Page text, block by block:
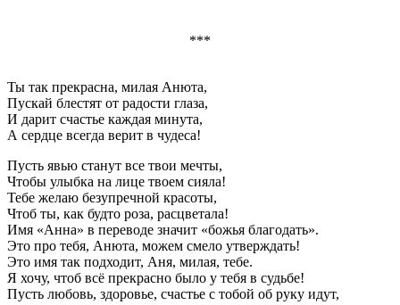
***
Ты так прекрасна, милая Анюта,
Пускай блестят от радости глаза,
И дарит счастье каждая минута,
А сердце всегда верит в чудеса!
Пусть явью станут все твои мечты,
Чтобы улыбка на лице твоем сияла!
Тебе желаю безупречной красоты,
Чтоб ты, как будто роза, расцветала!
Имя «Анна» в переводе значит «божья благодать».
Это про тебя, Анюта, можем смело утверждать!
Это имя так подходит, Аня, милая, тебе.
Я хочу, чтоб всё прекрасно было у тебя в судьбе!
Пусть любовь, здоровье, счастье с тобой об руку идут,